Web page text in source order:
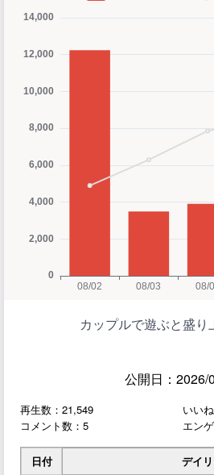
カップルで遊ぶと盛り
公開日：2026/
再生数：21,549
いい
コメント数：5
エン
日付
デイ